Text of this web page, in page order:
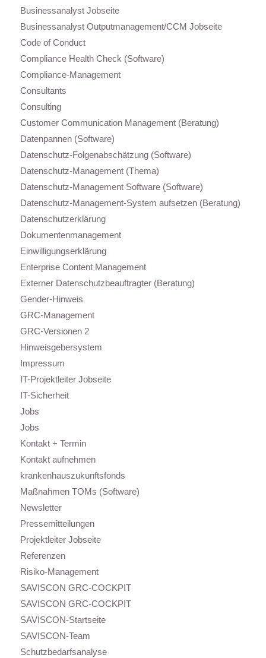
Businessanalyst Jobseite
Businessanalyst Outputmanagement/CCM Jobseite
Code of Conduct
Compliance Health Check (Software)
Compliance-Management
Consultants
Consulting
Customer Communication Management (Beratung)
Datenpannen (Software)
Datenschutz-Folgenabschätzung (Software)
Datenschutz-Management (Thema)
Datenschutz-Management Software (Software)
Datenschutz-Management-System aufsetzen (Beratung)
Datenschutzerklärung
Dokumentenmanagement
Einwilligungserklärung
Enterprise Content Management
Externer Datenschutzbeauftragter (Beratung)
Gender-Hinweis
GRC-Management
GRC-Versionen 2
Hinweisgebersystem
Impressum
IT-Projektleiter Jobseite
IT-Sicherheit
Jobs
Jobs
Kontakt + Termin
Kontakt aufnehmen
krankenhauszukunftsfonds
Maßnahmen TOMs (Software)
Newsletter
Pressemitteilungen
Projektleiter Jobseite
Referenzen
Risiko-Management
SAVISCON GRC-COCKPIT
SAVISCON GRC-COCKPIT
SAVISCON-Startseite
SAVISCON-Team
Schutzbedarfsanalyse